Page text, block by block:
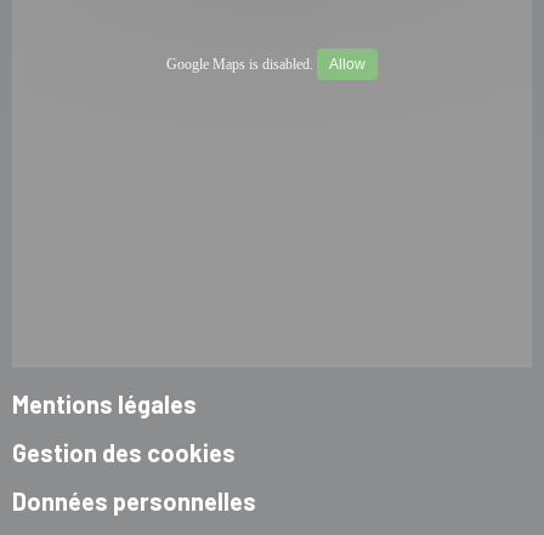
Google Maps is disabled. Allow
Mentions légales
Gestion des cookies
Données personnelles